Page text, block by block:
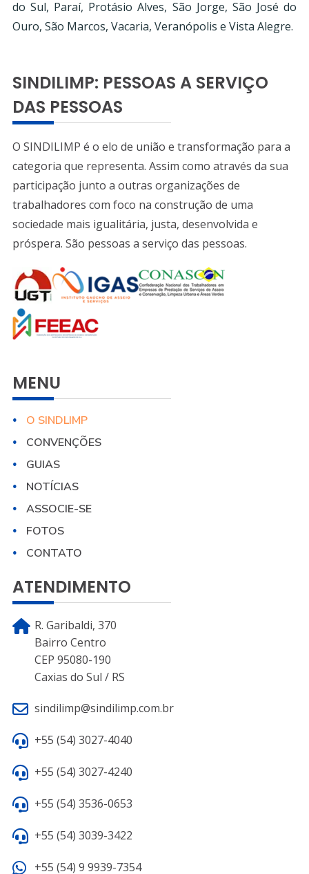
do Sul, Paraí, Protásio Alves, São Jorge, São José do
Ouro, São Marcos, Vacaria, Veranópolis e Vista Alegre.
SINDILIMP: PESSOAS A SERVIÇO
DAS PESSOAS
O SINDILIMP é o elo de união e transformação para a
categoria que representa.​ Assim como através da sua
participação junto a outras organizações de
trabalhadores com foco na construção de uma
sociedade mais igualitária, justa, desenvolvida e
próspera. São pessoas a serviço das pessoas.
MENU
O SINDLIMP
CONVENÇÕES
GUIAS
NOTÍCIAS
ASSOCIE-SE
FOTOS
CONTATO
ATENDIMENTO
R. Garibaldi, 370
Bairro Centro
CEP 95080-190
Caxias do Sul / RS
sindilimp@sindilimp.com.br
+55 (54) 3027-4040
+55 (54) 3027-4240
+55 (54) 3536-0653
+55 (54) 3039-3422
+55 (54) 9 9939-7354